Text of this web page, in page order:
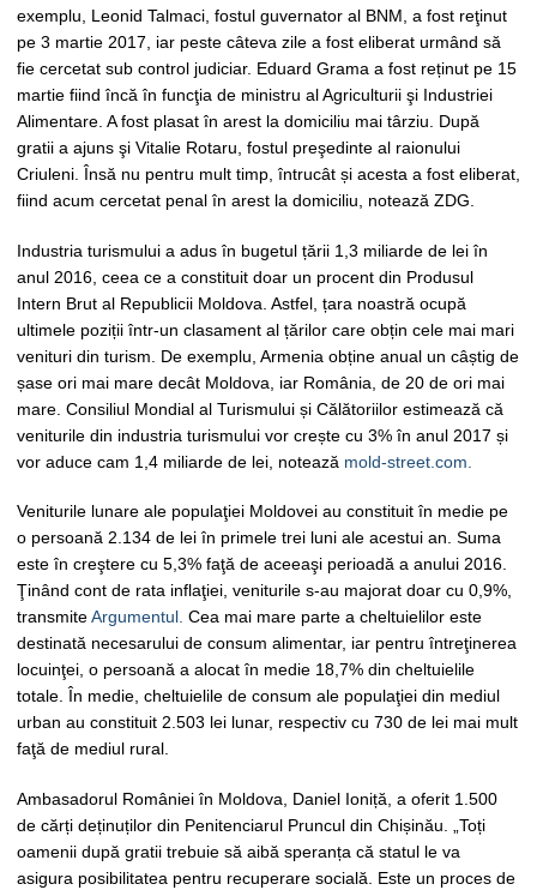
exemplu, Leonid Talmaci, fostul guvernator al BNM, a fost reţinut
pe 3 martie 2017, iar peste câteva zile a fost eliberat urmând să
fie cercetat sub control judiciar. Eduard Grama a fost reținut pe 15
martie fiind încă în funcţia de ministru al Agriculturii şi Industriei
Alimentare. A fost plasat în arest la domiciliu mai târziu. După
gratii a ajuns şi Vitalie Rotaru, fostul preşedinte al raionului
Criuleni. Însă nu pentru mult timp, întrucât și acesta a fost eliberat,
fiind acum cercetat penal în arest la domiciliu, notează ZDG.
Industria turismului a adus în bugetul țării 1,3 miliarde de lei în
anul 2016, ceea ce a constituit doar un procent din Produsul
Intern Brut al Republicii Moldova. Astfel, țara noastră ocupă
ultimele poziții într-un clasament al țărilor care obțin cele mai mari
venituri din turism. De exemplu, Armenia obține anual un câștig de
șase ori mai mare decât Moldova, iar România, de 20 de ori mai
mare. Consiliul Mondial al Turismului și Călătoriilor estimează că
veniturile din industria turismului vor crește cu 3% în anul 2017 și
vor aduce cam 1,4 miliarde de lei, notează mold-street.com.
Veniturile lunare ale populaţiei Moldovei au constituit în medie pe
o persoană 2.134 de lei în primele trei luni ale acestui an. Suma
este în creştere cu 5,3% faţă de aceeaşi perioadă a anului 2016.
Ţinând cont de rata inflaţiei, veniturile s-au majorat doar cu 0,9%,
transmiteArgumentul. Cea mai mare parte a cheltuielilor este
destinată necesarului de consum alimentar, iar pentru întreţinerea
locuinţei, o persoană a alocat în medie 18,7% din cheltuielile
totale. În medie, cheltuielile de consum ale populaţiei din mediul
urban au constituit 2.503 lei lunar, respectiv cu 730 de lei mai mult
faţă de mediul rural.
Ambasadorul României în Moldova, Daniel Ioniță, a oferit 1.500
de cărți deținuților din Penitenciarul Pruncul din Chișinău. „Toți
oamenii după gratii trebuie să aibă speranța că statul le va
asigura posibilitatea pentru recuperare socială. Este un proces de